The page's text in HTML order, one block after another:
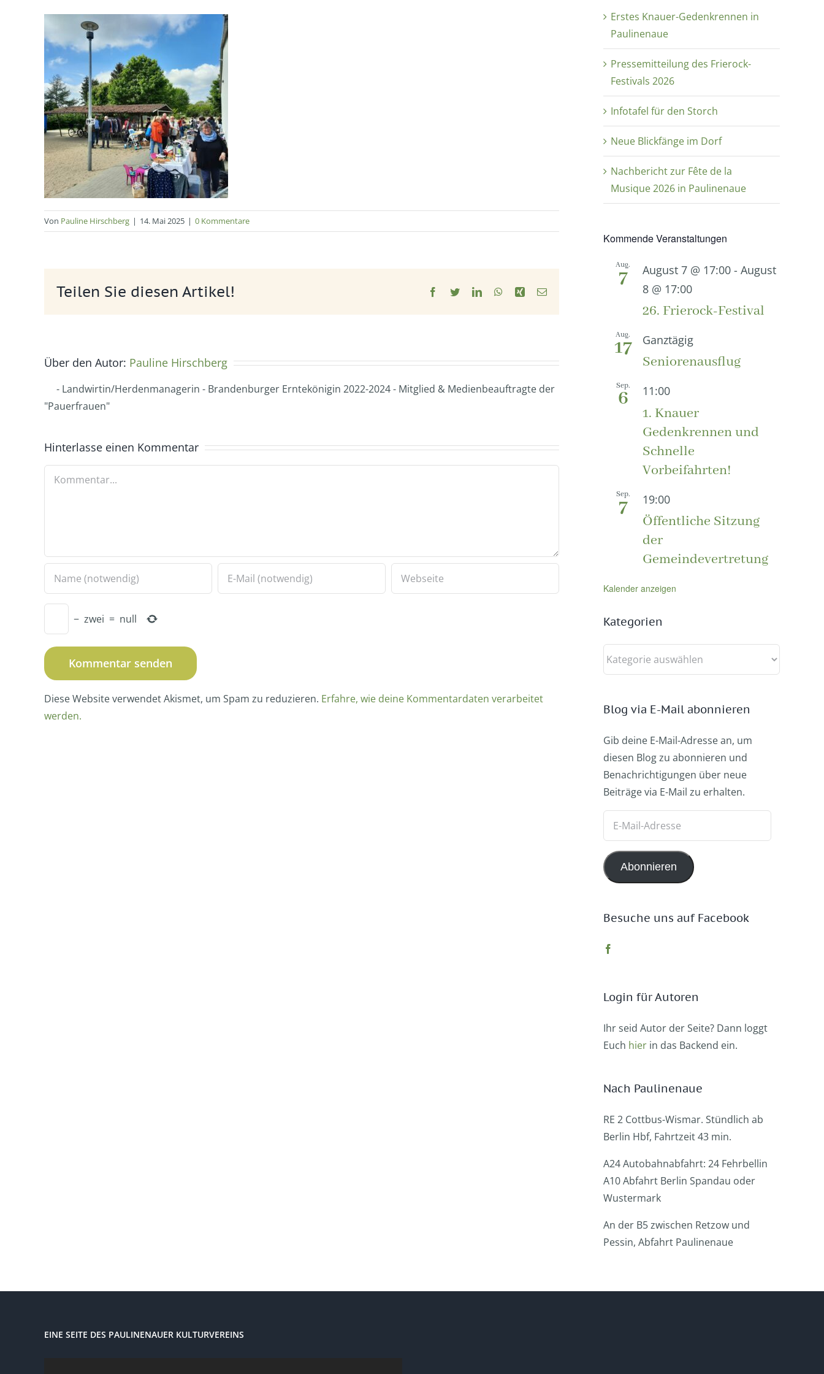
Von Pauline Hirschberg | 14. Mai 2025 | 0 Kommentare
Teilen Sie diesen Artikel! Facebook
TwitterLinkedInWhatsApp
Xing E-
Über den Autor: Pauline Hirschberg
- Landwirtin/Herdenmanagerin - Brandenburger Erntekönigin 2022-2024 - Mitglied & Medienbeauftragte der
"Pauerfrauen"
Hinterlasse einen Kommentar
Kommentar
− zwei = null
Diese Website verwendet Akismet, um Spam zu reduzieren. Erfahre, wie deine Kommentardaten verarbeitet
werden.
Erstes Knauer-Gedenkrennen in
Paulinenaue
Pressemitteilung des Frierock-
Festivals 2026
Infotafel für den Storch
Neue Blickfänge im Dorf
Nachbericht zur Fête de la
Musique 2026 in Paulinenaue
Kommende Veranstaltungen
Aug.
7 August 7 @ 17:00 - August
8 @ 17:00
26. Frierock-Festival
Aug.
17 Ganztägig
Seniorenausflug
Sep.
6 11:00
1. Knauer
Gedenkrennen und
Schnelle
Vorbeifahrten!
Sep.
7 19:00
Öffentliche Sitzung
der
Gemeindevertretung
Kalender anzeigen
Kategorien
Kategorien
Blog via E-Mail abonnieren
Gib deine E-Mail-Adresse an, um
diesen Blog zu abonnieren und
Benachrichtigungen über neue
Beiträge via E-Mail zu erhalten.
Adresse
Abonnieren
Besuche uns auf Facebook
Login für Autoren
Ihr seid Autor der Seite? Dann loggt
Euch hier in das Backend ein.
Nach Paulinenaue
RE 2 Cottbus-Wismar. Stündlich ab
Berlin Hbf, Fahrtzeit 43 min.
A24 Autobahnabfahrt: 24 Fehrbellin
A10 Abfahrt Berlin Spandau oder
Wustermark
An der B5 zwischen Retzow und
Pessin, Abfahrt Paulinenaue
EINE SEITE DES PAULINENAUER KULTURVEREINS